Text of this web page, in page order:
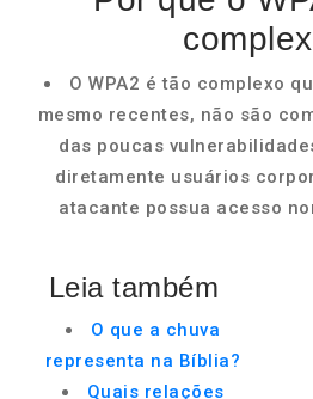
O WPA2 é tão complexo
mesmo recentes, não são
das poucas
diretamente usuários
atacante possua acesso
Leia também
O que a chuva
representa na Bíblia?
Quais relações